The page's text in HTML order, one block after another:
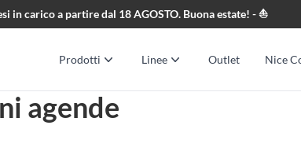
carico a partire dal 18 AGOSTO. Buona estate! - ⛵
Prodotti Linee Outlet Nice
agende